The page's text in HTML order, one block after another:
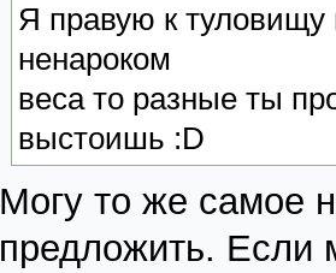
Я правую к
ненароком
веса то разные ты
выстоишь :D
Могу то же самое
предложить. Если